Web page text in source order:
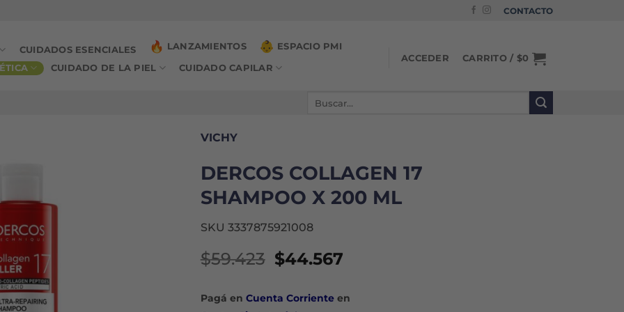
CONTACTO
CUIDADOS ESENCIALES LANZAMIENTOS ESPACIO PMI
CUIDADO DE LA PIEL CUIDADO CAPILAR
ACCEDER CARRITO / $0
VICHY
DERCOS COLLAGEN 17
SHAMPOO X 200 ML
SKU 3337875921008
$59.423 El
original
$44.567El
actual
Pagá en Cuenta Corrienteen